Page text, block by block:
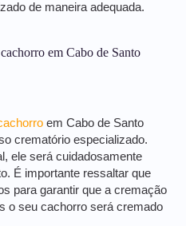
de maneira adequada.
em Cabo de Santo
em Cabo de Santo
crematório especializado.
ele será cuidadosamente
É importante ressaltar que
para garantir que a cremação
o seu cachorro será cremado